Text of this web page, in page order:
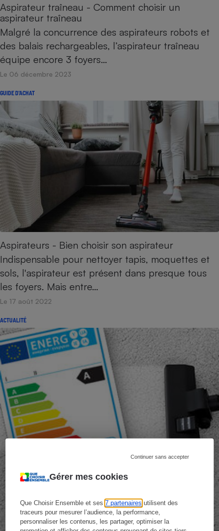
Gérer mes cookies
Que Choisir Ensemble et ses7 partenaires utilisent des
traceurs pour mesurer l’audience, la performance,
personnaliser les contenus, les partager, optimiser la
Continuer sans accepter
Aspirateur traîneau - Comment choisir un
aspirateur traîneau
Malgré la concurrence des aspirateurs robots et
des balais rechargeables, l’aspirateur traîneau
équipe encore 3 foyers…
Le 06 décembre 2023
GUIDE D'ACHAT
Aspirateurs - Bien choisir son aspirateur
Indispensable pour nettoyer tapis, moquettes et
sols, l'aspirateur est présent dans presque tous
les foyers. Mais entre…
Le 17 août 2022
ACTUALITÉ